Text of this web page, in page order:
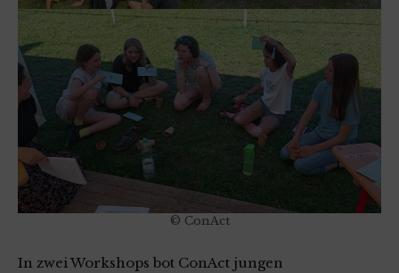
© ConAct
In zwei Workshops bot ConAct jungen